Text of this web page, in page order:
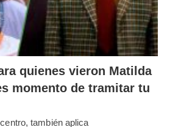
quienes vieron Matilda
momento de tramitar tu
también aplica